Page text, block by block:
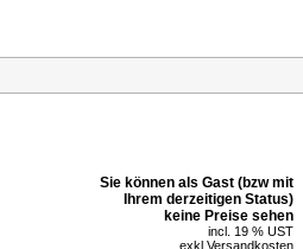
Sie können als Gast (bzw mit
Ihrem derzeitigen Status)
keine Preise sehen
incl. 19 % UST
exkl. Versandkosten